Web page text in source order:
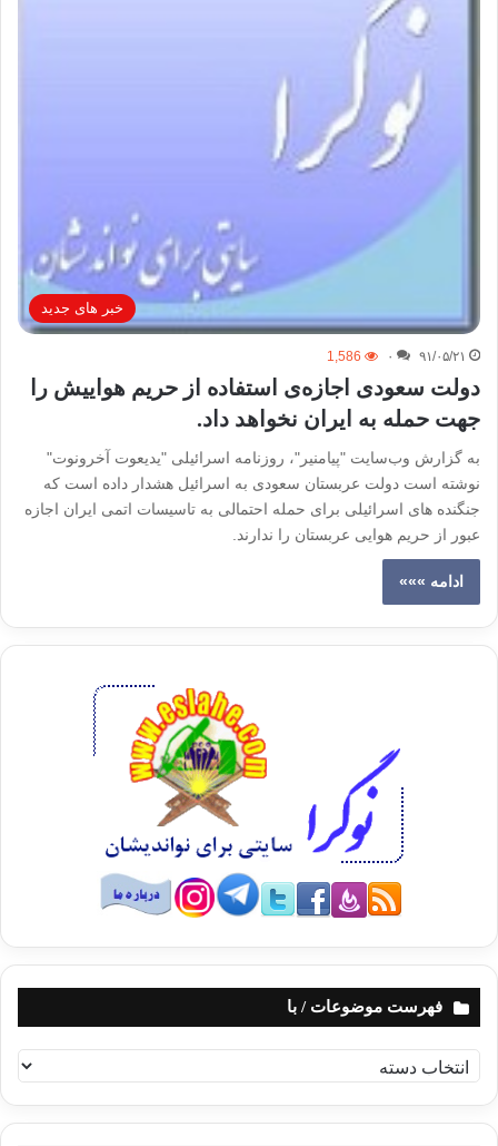
خبر های جدید
۹۱/۰۵/۲۱ ۰ 1,586
دولت سعودی اجازه‌ی استفاده از حریم هواییش را
جهت حمله به ایران نخواهد داد.
به گزارش وب‌سایت "پیامنیر"، روزنامه اسرائیلی "یدیعوت آخرونوت"
نوشته است دولت عربستان سعودی به اسرائیل هشدار داده است که
جنگنده های اسرائیلی برای حمله احتمالی به تاسیسات اتمی ایران اجازه
عبور از حریم هوایی عربستان را ندارند.
ادامه »»»
فهرست موضوعات / با
ه
ر